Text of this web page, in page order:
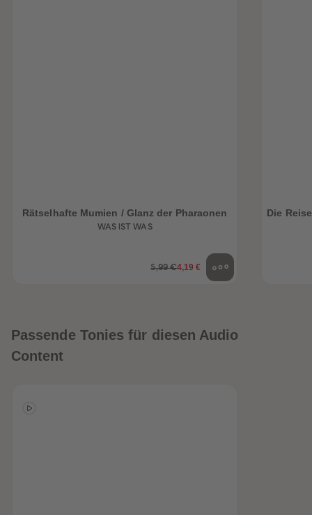
Rätselhafte Mumien / Glanz der Pharaonen
WAS IST WAS
5,99 €4,19 €
Die
Passende Tonies für diesen Audio
Content